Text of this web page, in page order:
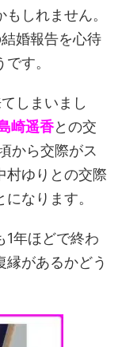
しれません。
婚報告を心待
す。
しまいまし
崎遥香との交
から交際がス
村ゆりとの交際
なります。
1年ほどで終わ
縁があるかどう